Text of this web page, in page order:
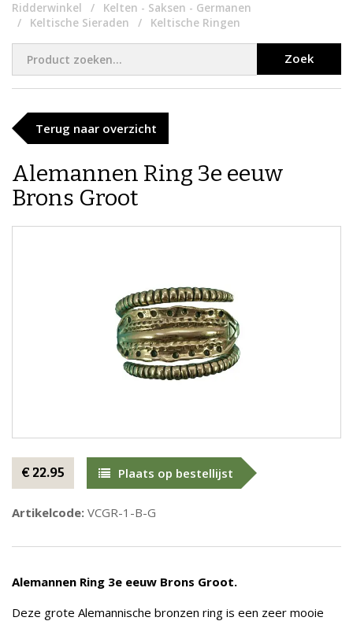
Ridderwinkel
Kelten - Saksen - Germanen
Keltische Sieraden
Keltische Ringen
Zoek
Terug naar overzicht
Alemannen Ring 3e eeuw
Brons Groot
€ 22.95 Plaats op bestellijst
Artikelcode: VCGR-1-B-G
Alemannen Ring 3e eeuw Brons Groot.
Deze grote Alemannische bronzen ring is een zeer mooie